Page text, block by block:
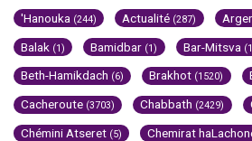
'Hanouka (244) Actualité (287)
Balak (1) Bamidbar (1) Bar-Mitsva
Beth-Hamikdach (6) Brakhot (1520)
Cacheroute (3703) Chabbath (2429)
Chémini Atseret (5) Chemirat